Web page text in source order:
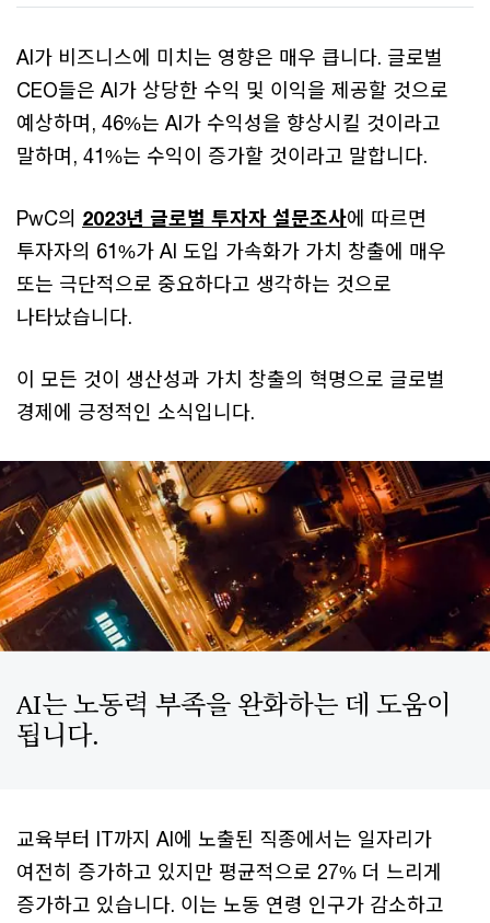
AI가 비즈니스에 미치는 영향은 매우 큽니다. 글로벌
CEO들은 AI가 상당한 수익 및 이익을 제공할 것으로
예상하며, 46%는 AI가 수익성을 향상시킬 것이라고
말하며, 41%는 수익이 증가할 것이라고 말합니다.
PwC의 2023년 글로벌 투자자 설문조사에 따르면
투자자의 61%가 AI 도입 가속화가 가치 창출에 매우
또는 극단적으로 중요하다고 생각하는 것으로
나타났습니다.
이 모든 것이 생산성과 가치 창출의 혁명으로 글로벌
경제에 긍정적인 소식입니다.
AI는 노동력 부족을 완화하는 데 도움이
됩니다.
교육부터 IT까지 AI에 노출된 직종에서는 일자리가
여전히 증가하고 있지만 평균적으로 27% 더 느리게
증가하고 있습니다. 이는 노동 연령 인구가 감소하고